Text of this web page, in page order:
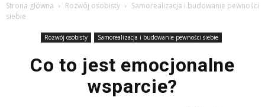
Strona główna Rozwój osobisty
Samorealizacja i budowanie pewności
siebie
Rozwój osobisty Samorealizacja i budowanie pewności siebie
Co to jest emocjonalne
wsparcie?